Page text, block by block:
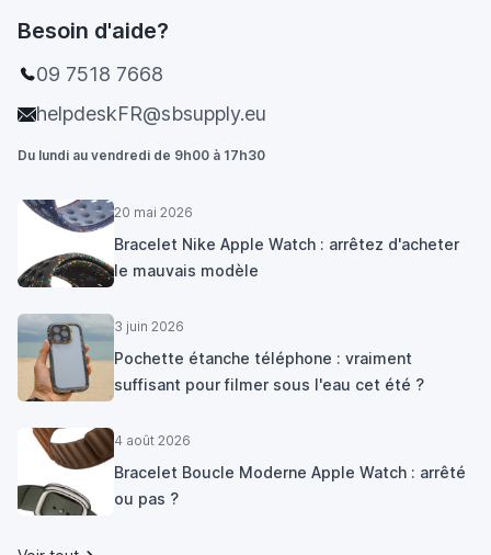
Besoin d'aide?
09 7518 7668
helpdeskFR@sbsupply.eu
Du lundi au vendredi de 9h00 à 17h30
20 mai 2026
Bracelet Nike Apple Watch : arrêtez d'acheter
le mauvais modèle
3 juin 2026
Pochette étanche téléphone : vraiment
suffisant pour filmer sous l'eau cet été ?
4 août 2026
Bracelet Boucle Moderne Apple Watch : arrêté
ou pas ?